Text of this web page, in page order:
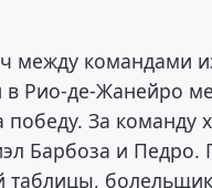
между командами
Рио-де-Жанейро
За команду
Барбоза и
таблицы,